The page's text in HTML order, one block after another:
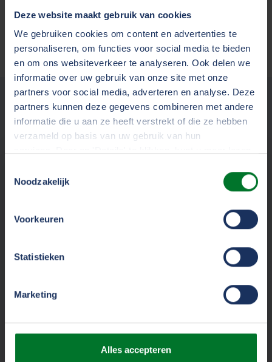
Deze website maakt gebruik van cookies
We gebruiken cookies om content en advertenties te
personaliseren, om functies voor social media te bieden
en om ons websiteverkeer te analyseren. Ook delen we
informatie over uw gebruik van onze site met onze
partners voor social media, adverteren en analyse. Deze
partners kunnen deze gegevens combineren met andere
informatie die u aan ze heeft verstrekt of die ze hebben
verzameld op basis van uw gebruik van hun
toestemming intrekken. Door op 'Alles accepteren' te
klikken, gaat u akkoord met het gebruik van alle cookies
We werken samen met
die uw gegevens
Noodzakelijk
Voorkeuren
Statistieken
Marketing
Alles accepteren
Mogelijk ook interessant
Indexering premies 2021
verzekeringspremies geïndexeerd
De 'groene kaart' wordt
wit
verzekeringskaart (‘groene kaart’ of